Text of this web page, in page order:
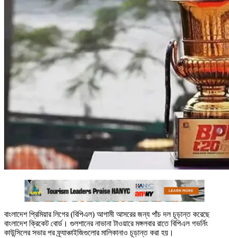
বাংলাদেশ প্রিমিয়ার লিগের (বিপিএল) আগামী আসরের জন্য পাঁচ দল চূড়ান্ত করেছে
বাংলাদেশ ক্রিকেট বোর্ড। গুলশানের নাভানা টাওয়ারে মঙ্গলবার রাতে বিপিএল গভর্নিং
কাউন্সিলের সভার পর ফ্র্যাঞ্চাইজিগুলোর মালিকানাও চূড়ান্ত করা হয়।